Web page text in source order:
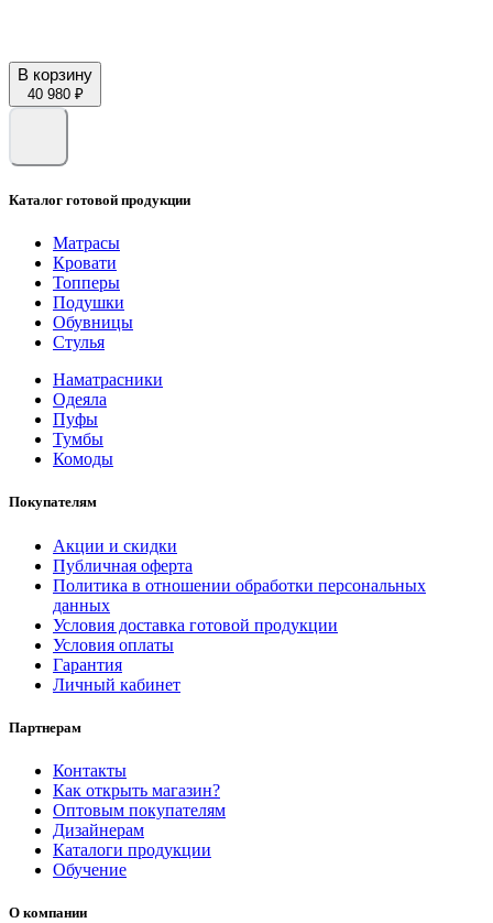
В корзину
40 980 ₽
Каталог готовой продукции
Матрасы
Кровати
Топперы
Подушки
Обувницы
Стулья
Наматрасники
Одеяла
Пуфы
Тумбы
Комоды
Покупателям
Акции и скидки
Публичная оферта
Политика в отношении обработки персональных
данных
Условия доставка готовой продукции
Условия оплаты
Гарантия
Личный кабинет
Партнерам
Контакты
Как открыть магазин?
Оптовым покупателям
Дизайнерам
Каталоги продукции
Обучение
О компании